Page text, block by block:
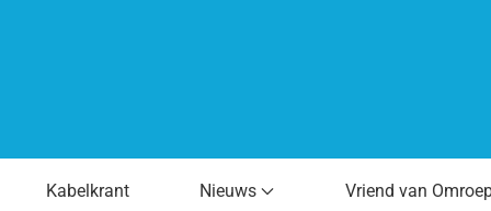
Kabelkrant Nieuws Vriend van